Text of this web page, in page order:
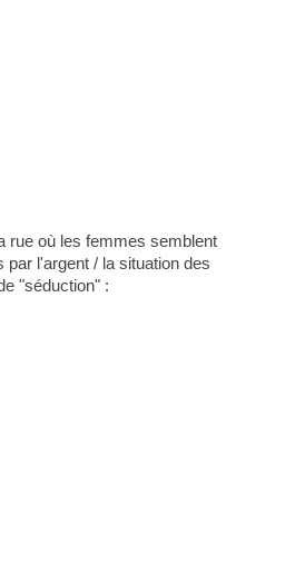
rue où les femmes semblent
l'argent / la situation des
"séduction" :